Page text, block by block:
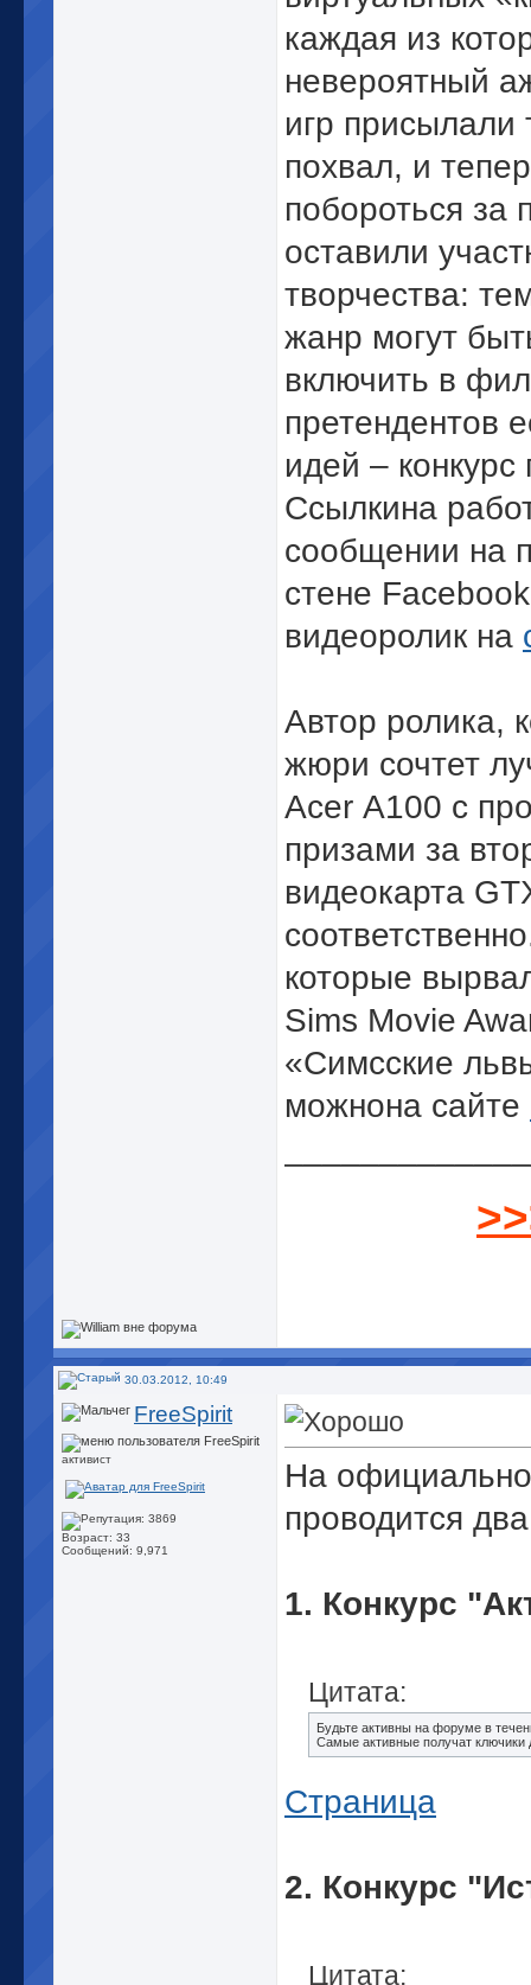
каждая из
невероятный
игр
похвал, и
побороться за
оставили
творчества:
жанр могут
включить в
претендентов
идей –
Ссылкина
сообщении на
стене
видеоролик на
Автор ролика,
жюри сочтет
Acer А100 с
призами за
видеокарта
которые
Sims Movie
«Симсские
можнона сайте
30.03.2012, 10:49
FreeSpirit
активист
Возраст: 33
Сообщений: 9,971
На
проводится
1. Конкурс
Цитата:
Будьте активны на форуме в
Самые активные получат ключики
Страница
2. Конкурс
Цитата: